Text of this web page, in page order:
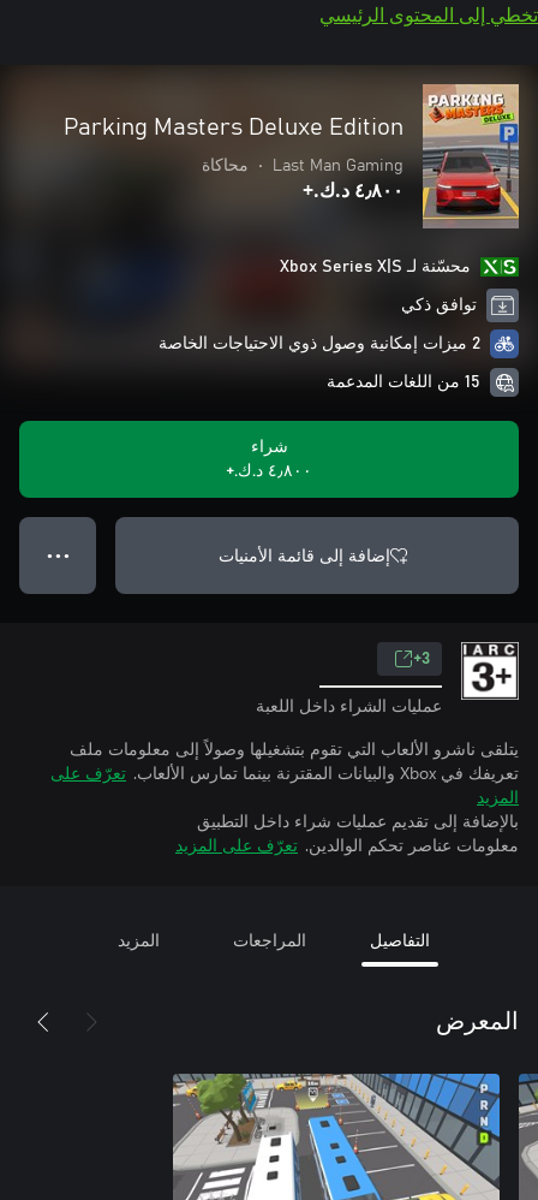
تخطي إلى المحتوى الرئيسي
Parking Masters Deluxe Edition
Last Man Gaming
• محاكاة
٤٫٨٠٠ د.ك.‏+
محسّنة لـ Xbox Series X|S
توافق ذكي
2 ميزات إمكانية وصول ذوي الاحتياجات الخاصة
15 من اللغات المدعمة
شراء
٤٫٨٠٠ د.ك.‏+
إضافة إلى قائمة الأمنيات ● ● ●
3+
عمليات الشراء داخل اللعبة
يتلقى ناشرو الألعاب التي تقوم بتشغيلها وصولاً إلى معلومات ملف
تعريفك في Xbox والبيانات المقترنة بينما تمارس الألعاب.
تعرّف على
المزيد
بالإضافة إلى تقديم عمليات شراء داخل التطبيق
معلومات عناصر تحكم الوالدين. تعرّف على المزيد
التفاصيل المراجعات المزيد
المعرض